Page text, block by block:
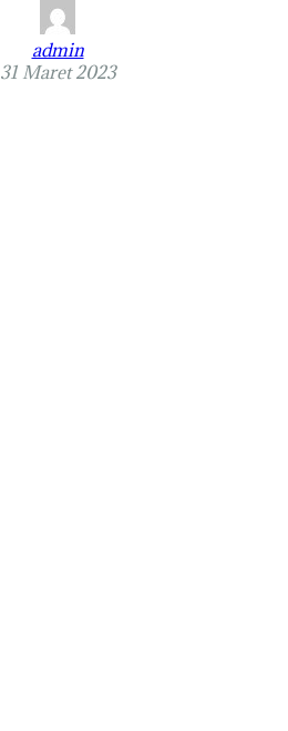
admin
31 Maret 2023